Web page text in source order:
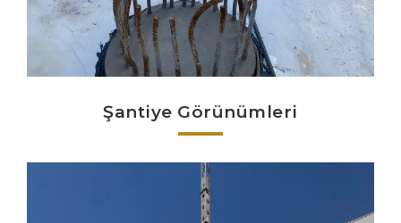
Şantiye Görünümleri